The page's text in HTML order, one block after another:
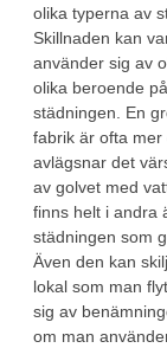
olika typerna av
Skillnaden kan
använder sig av
olika beroende
städningen. En
fabrik är ofta
avlägsnar det
av golvet med
finns helt i andra
städningen som
Även den kan
lokal som man
sig av
om man